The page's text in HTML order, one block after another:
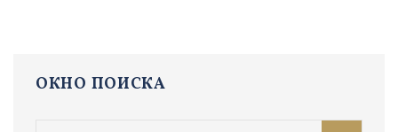
ОКНО ПОИСКА